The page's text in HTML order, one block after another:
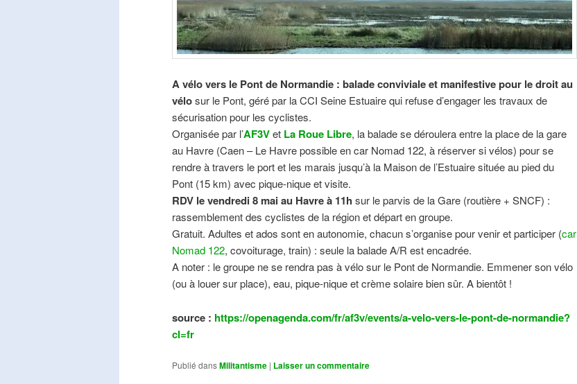
A vélo vers le Pont de Normandie : balade conviviale et manifestivepour le droit au
vélosur le Pont, géré par la CCI Seine Estuaire qui refuse d’engager les travaux de
sécurisation pour les cyclistes.
Organisée par l’AF3Vet La Roue Libre, la balade se déroulera entre la place de la gare
au Havre (Caen – Le Havre possible en car Nomad 122, à réserver si vélos) pour se
rendre à travers le port et les marais jusqu’à la Maison de l’Estuaire située au pied du
Pont (15 km) avec pique-nique et visite.
RDV le vendredi 8 mai au Havre à 11h sur le parvis de la Gare (routière + SNCF) :
rassemblement des cyclistes de la région et départ en groupe.
Gratuit. Adultes et ados sont en autonomie, chacun s’organise pour venir et participer (car
Nomad 122, covoiturage, train) : seule la balade A/R est encadrée.
A noter : le groupe ne se rendra pas à vélo sur le Pont de Normandie. Emmener son vélo
(ou à louer sur place), eau, pique-nique et crème solaire bien sûr. A bientôt !
source : https://openagenda.com/fr/af3v/events/a-velo-vers-le-pont-de-normandie?
cl=fr
Publié dansMilitantisme | Laisser un commentaire